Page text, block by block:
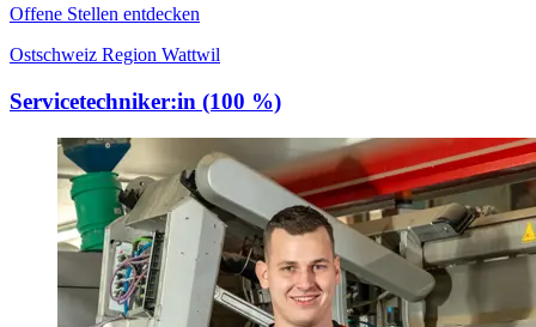
Offene Stellen entdecken
Ostschweiz Region Wattwil
Servicetechniker:in (100 %)